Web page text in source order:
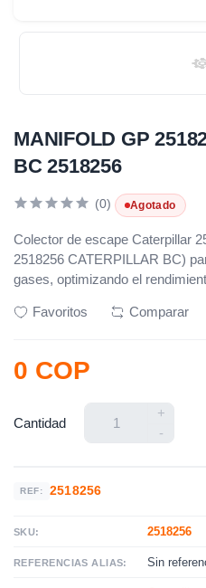
MANIFOLD GP
BC 2518256
(0) Agotado
Colector de escape Caterpillar
2518256 CATERPILLAR BC)
gases, optimizando el
Favoritos Comparar
0 COP
Cantidad
+
-
REF: 2518256
SKU: 2518256
REFERENCIAS ALIAS: Sin